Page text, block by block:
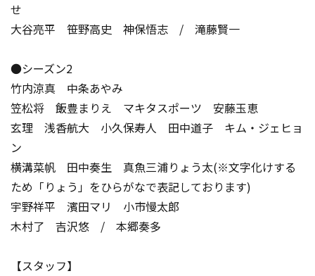
せ
大谷亮平 笹野高史 神保悟志 / 滝藤賢一
●シーズン2
竹内涼真 中条あやみ
笠松将 飯豊まりえ マキタスポーツ 安藤玉恵
玄理 浅香航大 小久保寿人 田中道子 キム・ジェヒョ
ン
横溝菜帆 田中奏生 真魚三浦りょう太(※文字化けする
ため「りょう」をひらがなで表記しております)
宇野祥平 濱田マリ 小市慢太郎
木村了 吉沢悠 / 本郷奏多
【スタッフ】